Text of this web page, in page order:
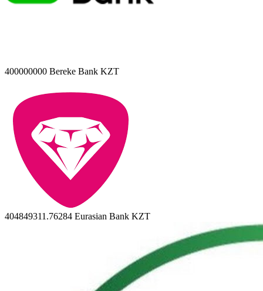
400000000 Bereke Bank KZT
404849311.76284 Eurasian Bank KZT